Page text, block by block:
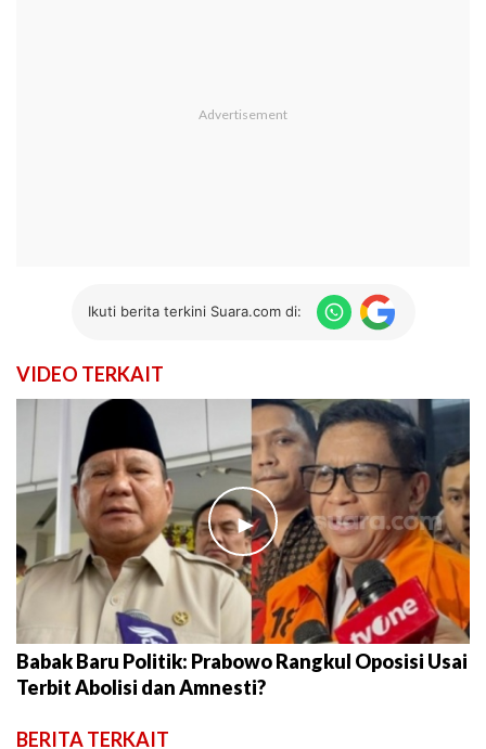
Ikuti berita terkini Suara.com di:
VIDEO TERKAIT
►
Babak Baru Politik: Prabowo Rangkul Oposisi Usai
Terbit Abolisi dan Amnesti?
BERITA TERKAIT